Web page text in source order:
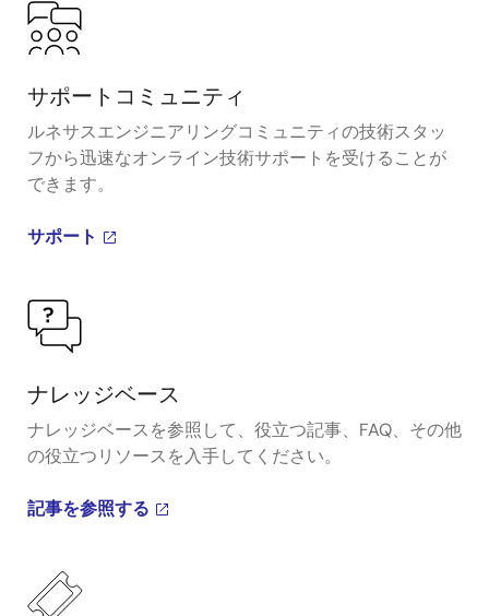
サポートコミュニティ
ルネサスエンジニアリングコミュニティの技術スタッ
フから迅速なオンライン技術サポートを受けることが
できます。
サポート
ナレッジベース
ナレッジベースを参照して、役立つ記事、FAQ、その他
の役立つリソースを入手してください。
記事を参照する